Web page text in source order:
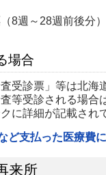
8週～28週前後分）
場合
受診票」等は北海
等受診される場合
に詳細が記載され
ど支払った医療費
来所